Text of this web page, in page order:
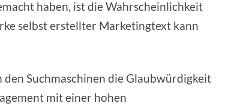
haben, ist die Wahrscheinlichkeit
selbst erstellter Marketingtext kann
Suchmaschinen die Glaubwürdigkeit
mit einer hohen